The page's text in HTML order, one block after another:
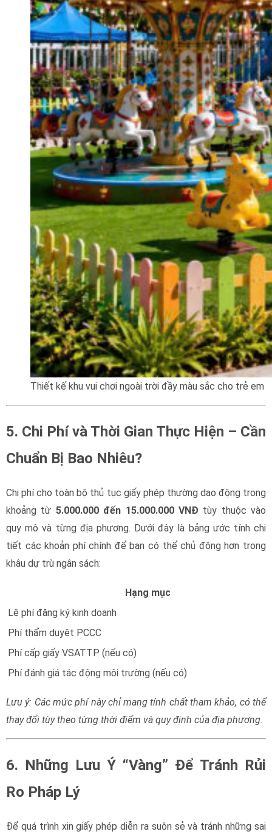
Thiết kế khu vui chơi ngoài trời đầy màu sắc cho trẻ em
5. Chi Phí và Thời Gian Thực Hiện – Cần
Chuẩn Bị Bao Nhiêu?
Chi phí cho toàn bộ thủ tục giấy phép thường dao động trong
khoảng từ 5.000.000 đến 15.000.000 VNĐ tùy thuộc vào
quy mô và từng địa phương. Dưới đây là bảng ước tính chi
tiết các khoản phí chính để bạn có thể chủ động hơn trong
khâu dự trù ngân sách:
Hạng mục
Lệ phí đăng ký kinh doanh
Phí thẩm duyệt PCCC
Phí cấp giấy VSATTP (nếu có)
Phí đánh giá tác động môi trường (nếu có)
Lưu ý: Các mức phí này chỉ mang tính chất tham khảo, có thể
thay đổi tùy theo từng thời điểm và quy định của địa phương.
6. Những Lưu Ý “Vàng” Để Tránh Rủi
Ro Pháp Lý
Để quá trình xin giấy phép diễn ra suôn sẻ và tránh những sai